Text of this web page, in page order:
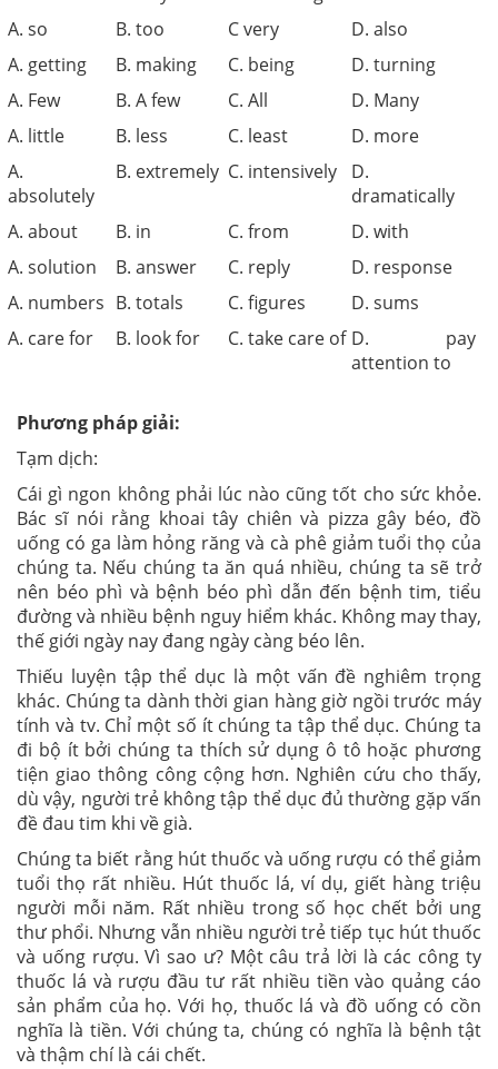
A. so
B. too C very
D. also
A. getting
B. making C. being
D. turning
A. Few
B. A few C. All
D. Many
A. little
B. less C. least
D. more
A.
absolutely
B. extremely C. intensively
D.
dramatically
A. about
B. in C. from
D. with
A. solution
B. answer C. reply
D. response
A. numbers B. totals C. figures
D. sums
A. care for
B. look for C. take care of D. pay
attention to
Phương pháp giải:
Tạm dịch:
Cái gì ngon không phải lúc nào cũng tốt cho sức khỏe.
Bác sĩ nói rằng khoai tây chiên và pizza gây béo, đồ
uống có ga làm hỏng răng và cà phê giảm tuổi thọ của
chúng ta. Nếu chúng ta ăn quá nhiều, chúng ta sẽ trở
nên béo phì và bệnh béo phì dẫn đến bệnh tim, tiểu
đường và nhiều bệnh nguy hiểm khác. Không may thay,
thế giới ngày nay đang ngày càng béo lên.
Thiếu luyện tập thể dục là một vấn đề nghiêm trọng
khác. Chúng ta dành thời gian hàng giờ ngồi trước máy
tính và tv. Chỉ một số ít chúng ta tập thể dục. Chúng ta
đi bộ ít bởi chúng ta thích sử dụng ô tô hoặc phương
tiện giao thông công cộng hơn. Nghiên cứu cho thấy,
dù vậy, người trẻ không tập thể dục đủ thường gặp vấn
đề đau tim khi về già.
Chúng ta biết rằng hút thuốc và uống rượu có thể giảm
tuổi thọ rất nhiều. Hút thuốc lá, ví dụ, giết hàng triệu
người mỗi năm. Rất nhiều trong số học chết bởi ung
thư phổi. Nhưng vẫn nhiều người trẻ tiếp tục hút thuốc
và uống rượu. Vì sao ư? Một câu trả lời là các công ty
thuốc lá và rượu đầu tư rất nhiều tiền vào quảng cáo
sản phẩm của họ. Với họ, thuốc lá và đồ uống có cồn
nghĩa là tiền. Với chúng ta, chúng có nghĩa là bệnh tật
và thậm chí là cái chết.